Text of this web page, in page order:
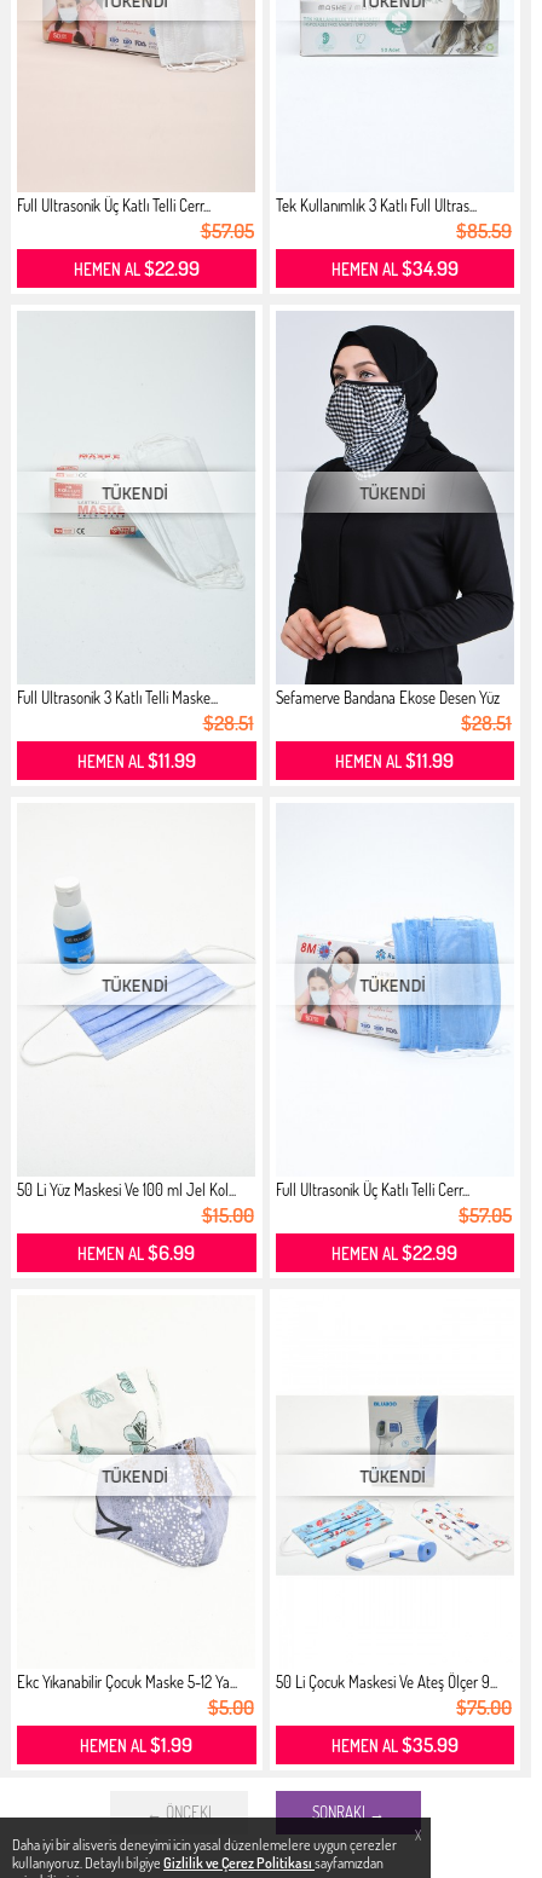
X
Daha iyi bir alisveris deneyimi icin yasal düzenlemelere uygun çerezler
kullanıyoruz. Detaylı bilgiye Gizlilik ve Çerez Politikası sayfamızdan
Full Ultrasonik Üç Katlı Telli Cerr...
$57.05
HEMEN AL$22.99
Tek Kullanımlık 3 Katlı Full Ultras...
$85.59
HEMEN AL$34.99
Full Ultrasonik 3 Katlı Telli Maske...
$28.51
HEMEN AL$11.99
Sefamerve Bandana Ekose Desen Yüz
$28.51
HEMEN AL$11.99
50 Li Yüz Maskesi Ve 100 ml Jel Kol...
$15.00
HEMEN AL$6.99
Full Ultrasonik Üç Katlı Telli Cerr...
$57.05
HEMEN AL$22.99
Ekc Yıkanabilir Çocuk Maske 5-12 Ya...
$5.00
HEMEN AL$1.99
50 Li Çocuk Maskesi Ve Ateş Ölçer 9...
$75.00
HEMEN AL$35.99
← ÖNCEKI SONRAKI →